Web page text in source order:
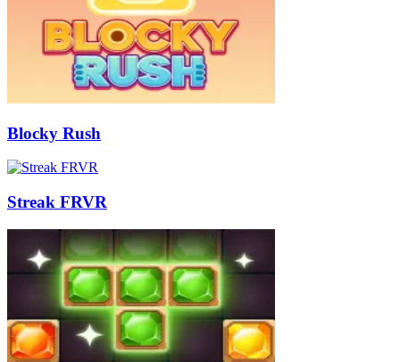
Blocky Rush
Streak FRVR